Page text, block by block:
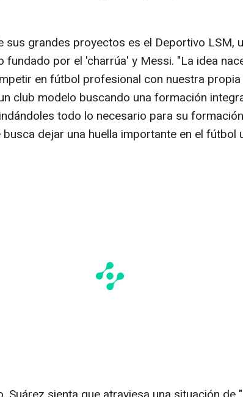
sus grandes proyectos es el Deportivo LSM,
fundado por el 'charrúa' y Messi. "La idea
en fútbol profesional con nuestra propia
club modelo buscando una formación
todo lo necesario para su
dejar una huella importante en el fútbol